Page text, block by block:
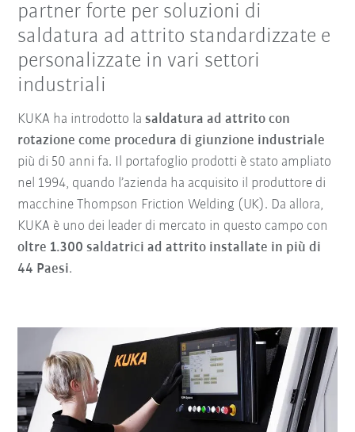
partner forte per soluzioni di
saldatura ad attrito standardizzate e
personalizzate in vari settori
industriali
KUKA ha introdotto lasaldatura ad attrito con
rotazione come procedura di giunzione industriale
più di 50 anni fa. Il portafoglio prodotti è stato ampliato
nel 1994, quando l’azienda ha acquisito il produttore di
macchine Thompson Friction Welding (UK). Da allora,
KUKA è uno dei leader di mercato in questo campo con
oltre 1.300 saldatrici ad attrito installate in più di
44 Paesi.